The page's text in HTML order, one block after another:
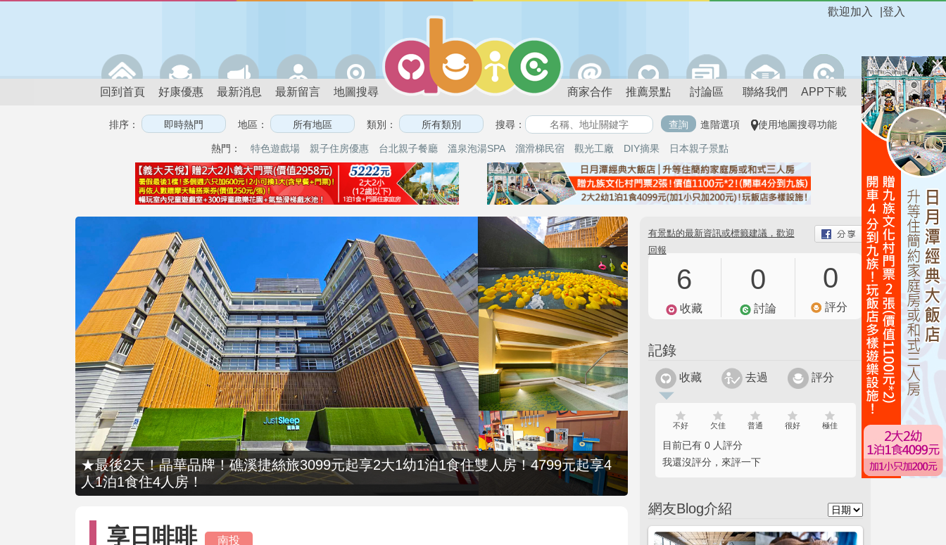
登入
歡迎加入
回到首頁 好康優惠 最新消息 最新留言 地圖搜尋 商家合作 推薦景點 討論區 聯絡我們 APP下載
排序： 地區： 類別： 搜尋： 進階選項 使用地圖搜尋功能
熱門： 特色遊戲場 親子住房優惠 台北親子餐廳 溫泉泡湯SPA 溜滑梯民宿 觀光工廠 DIY摘果 日本親子景點
★最後2天！晶華品牌！礁溪捷絲旅3099元起享2大1幼1泊1食住雙人房！4799元起享4
人1泊1食住4人房！
享日啡啡 南投
有景點的最新資訊或標籤建議，歡迎
回報
6
收藏
0
討論
0
評分
記錄
收藏 去過 評分
不好 欠佳 普通 很好 極佳
目前已有 0 人評分
我還沒評分，來評一下
網友Blog介紹